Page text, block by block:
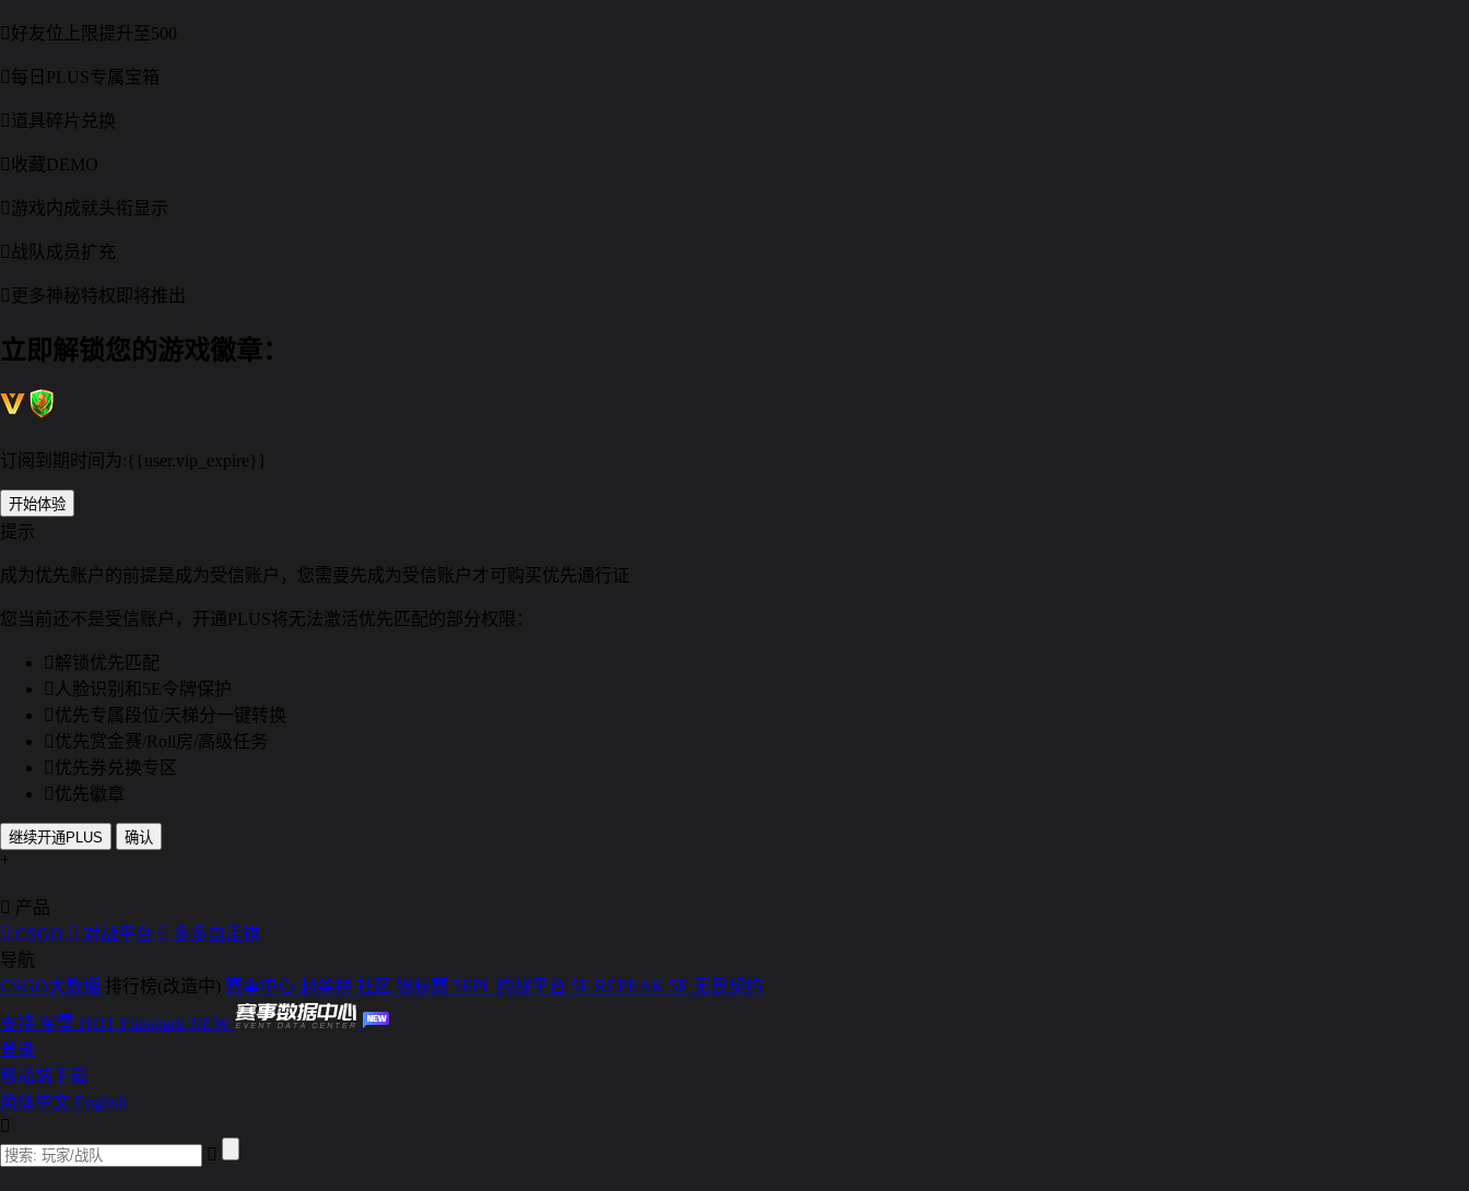
 好友位上限提升至500
 每日PLUS专属宝箱
 道具碎片兑换
 收藏DEMO
 游戏内成就头衔显示
 战队成员扩充
 更多神秘特权即将推出
立即解锁您的游戏徽章：
订阅到期时间为:{{user.vip_expire}}
开始体验
提示
成为优先账户的前提是成为受信账户，您需要先成为受信账户才可购买优先通行证
您当前还不是受信账户，开通PLUS将无法激活优先匹配的部分权限：
 解锁优先匹配
 人脸识别和5E令牌保护
 优先专属段位/天梯分一键转换
 优先赏金赛/Roll房/高级任务
 优先券兑换专区
 优先徽章
继续开通PLUS 确认
+
 产品
 CSGO  对战平台  多多自走棋
导航
CSGO大数据 排行榜(改造中) 赛事中心 封禁榜 社区 锦标赛 5EPL 约战平台 5E REPEAK 5E 无畏契约
支持 军需 HOT Funspark NEW
登录
移动端下载
简体中文 English

